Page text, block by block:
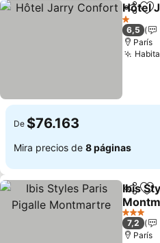
Hôtel
1 Estrellas
6,5
París
De $76.163
Mira precios de 8 páginas
Ibis
3 Estrellas
7,2
París